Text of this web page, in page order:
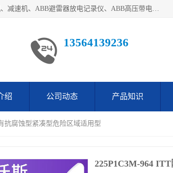
目前我们经销的优势产品主要如下：德国STOBER斯德博、伺服驱动器、电机、减速机、ABB避雷器放电记录仪、ABB高压带电指示器、模拟指示器、柜用照明灯、风机控制器、日本SSS阀门定位器；德国NORD诺德、德国SEW、ITT压力开关、ROSS、伦茨、WEST、ATOS、派克、SSS、三菱、 EVCO、 尤尼帕斯、日本三桥、三菱、威格士、KEB科比等等，品牌众多，无法一一列举！详情来电咨询
13564139236
绍 公司动态 产品知识
抗腐蚀型紧凑型危险区域适用型
225P1C3M-964